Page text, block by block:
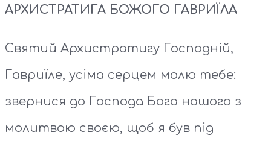
АРХИСТРАТИГА БОЖОГО ГАВРИЇЛА
Святий Архистратигу Господній,
Гавриїле, усіма серцем молю тебе:
звернися до Господа Бога нашого з
молитвою своєю, щоб я був під